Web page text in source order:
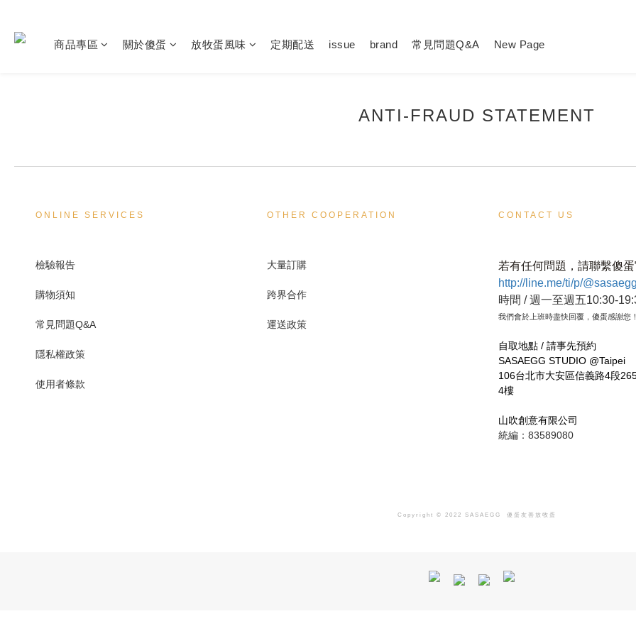
商品專區 關於傻蛋 放牧蛋風味 定期配送 issue brand 常見問題Q&A New Page
ANTI-FRAUD STATEMENT
ONLINE SERVICES
檢驗報告
購物須知
常見問題Q&A
隱私權政策
使用者條款
OTHER COOPERATION
大量訂購
跨界合作
運送政策
CONTACT US
若有任何問題，請聯繫傻
http://line.me/ti/p/@sasaegg
時間 / 週一至週五10:30-
我們會於上班時盡快回覆，傻蛋感謝您！
自取地點 / 請事先預約
SASAEGG STUDIO @Taipei
106台北市大安區信義路4段
4樓
山吹創意有限公司
統編：83589080
Copyright © 2022 SASAEGG 傻蛋友善放牧蛋